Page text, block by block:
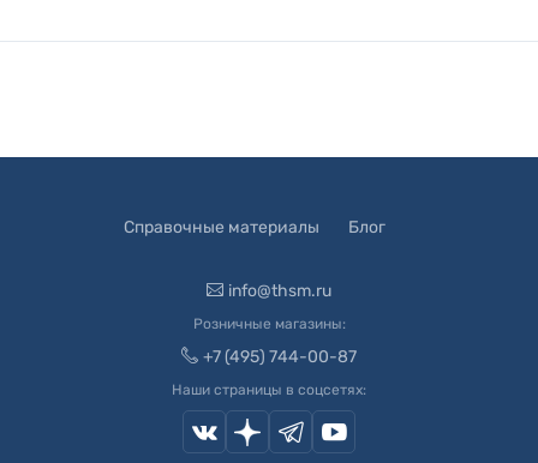
Справочные материалы Блог
info@thsm.ru
Розничные магазины:
+7 (495) 744-00-87
Наши страницы в соцсетях: